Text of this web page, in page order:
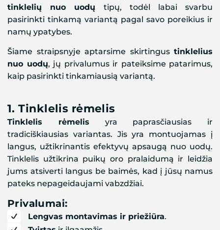
tinklelių nuo uodų tipų, todėl labai svarbu
pasirinkti tinkamą variantą pagal savo poreikius ir
namų ypatybes.
Šiame straipsnyje aptarsime skirtingus tinklelius
nuo uodų, jų privalumus ir pateiksime patarimus,
kaip pasirinkti tinkamiausią variantą.
1.Tinklelis rėmelis
Tinklelis rėmelis yra paprasčiausias ir
tradiciškiausias variantas. Jis yra montuojamas į
langus, užtikrinantis efektyvų apsaugą nuo uodų.
Tinklelis užtikrina puikų oro pralaidumą ir leidžia
jums atsiverti langus be baimės, kad į jūsų namus
pateks nepageidaujami vabzdžiai.
Privalumai:
Lengvas montavimas ir priežiūra.